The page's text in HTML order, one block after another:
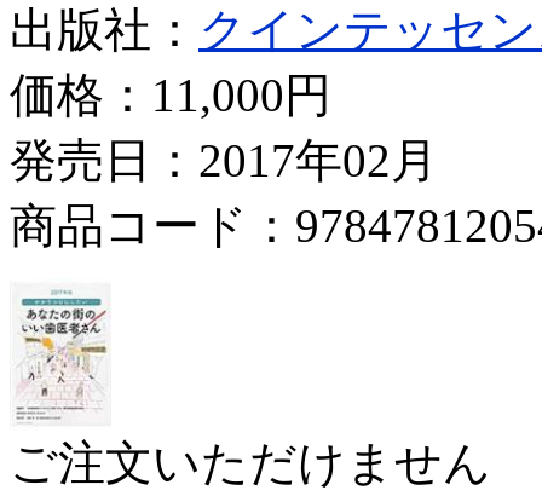
出版社： クインテッセ
価格： 11,000円
発売日：2017年02月
商品コード：
ご注文いただけません